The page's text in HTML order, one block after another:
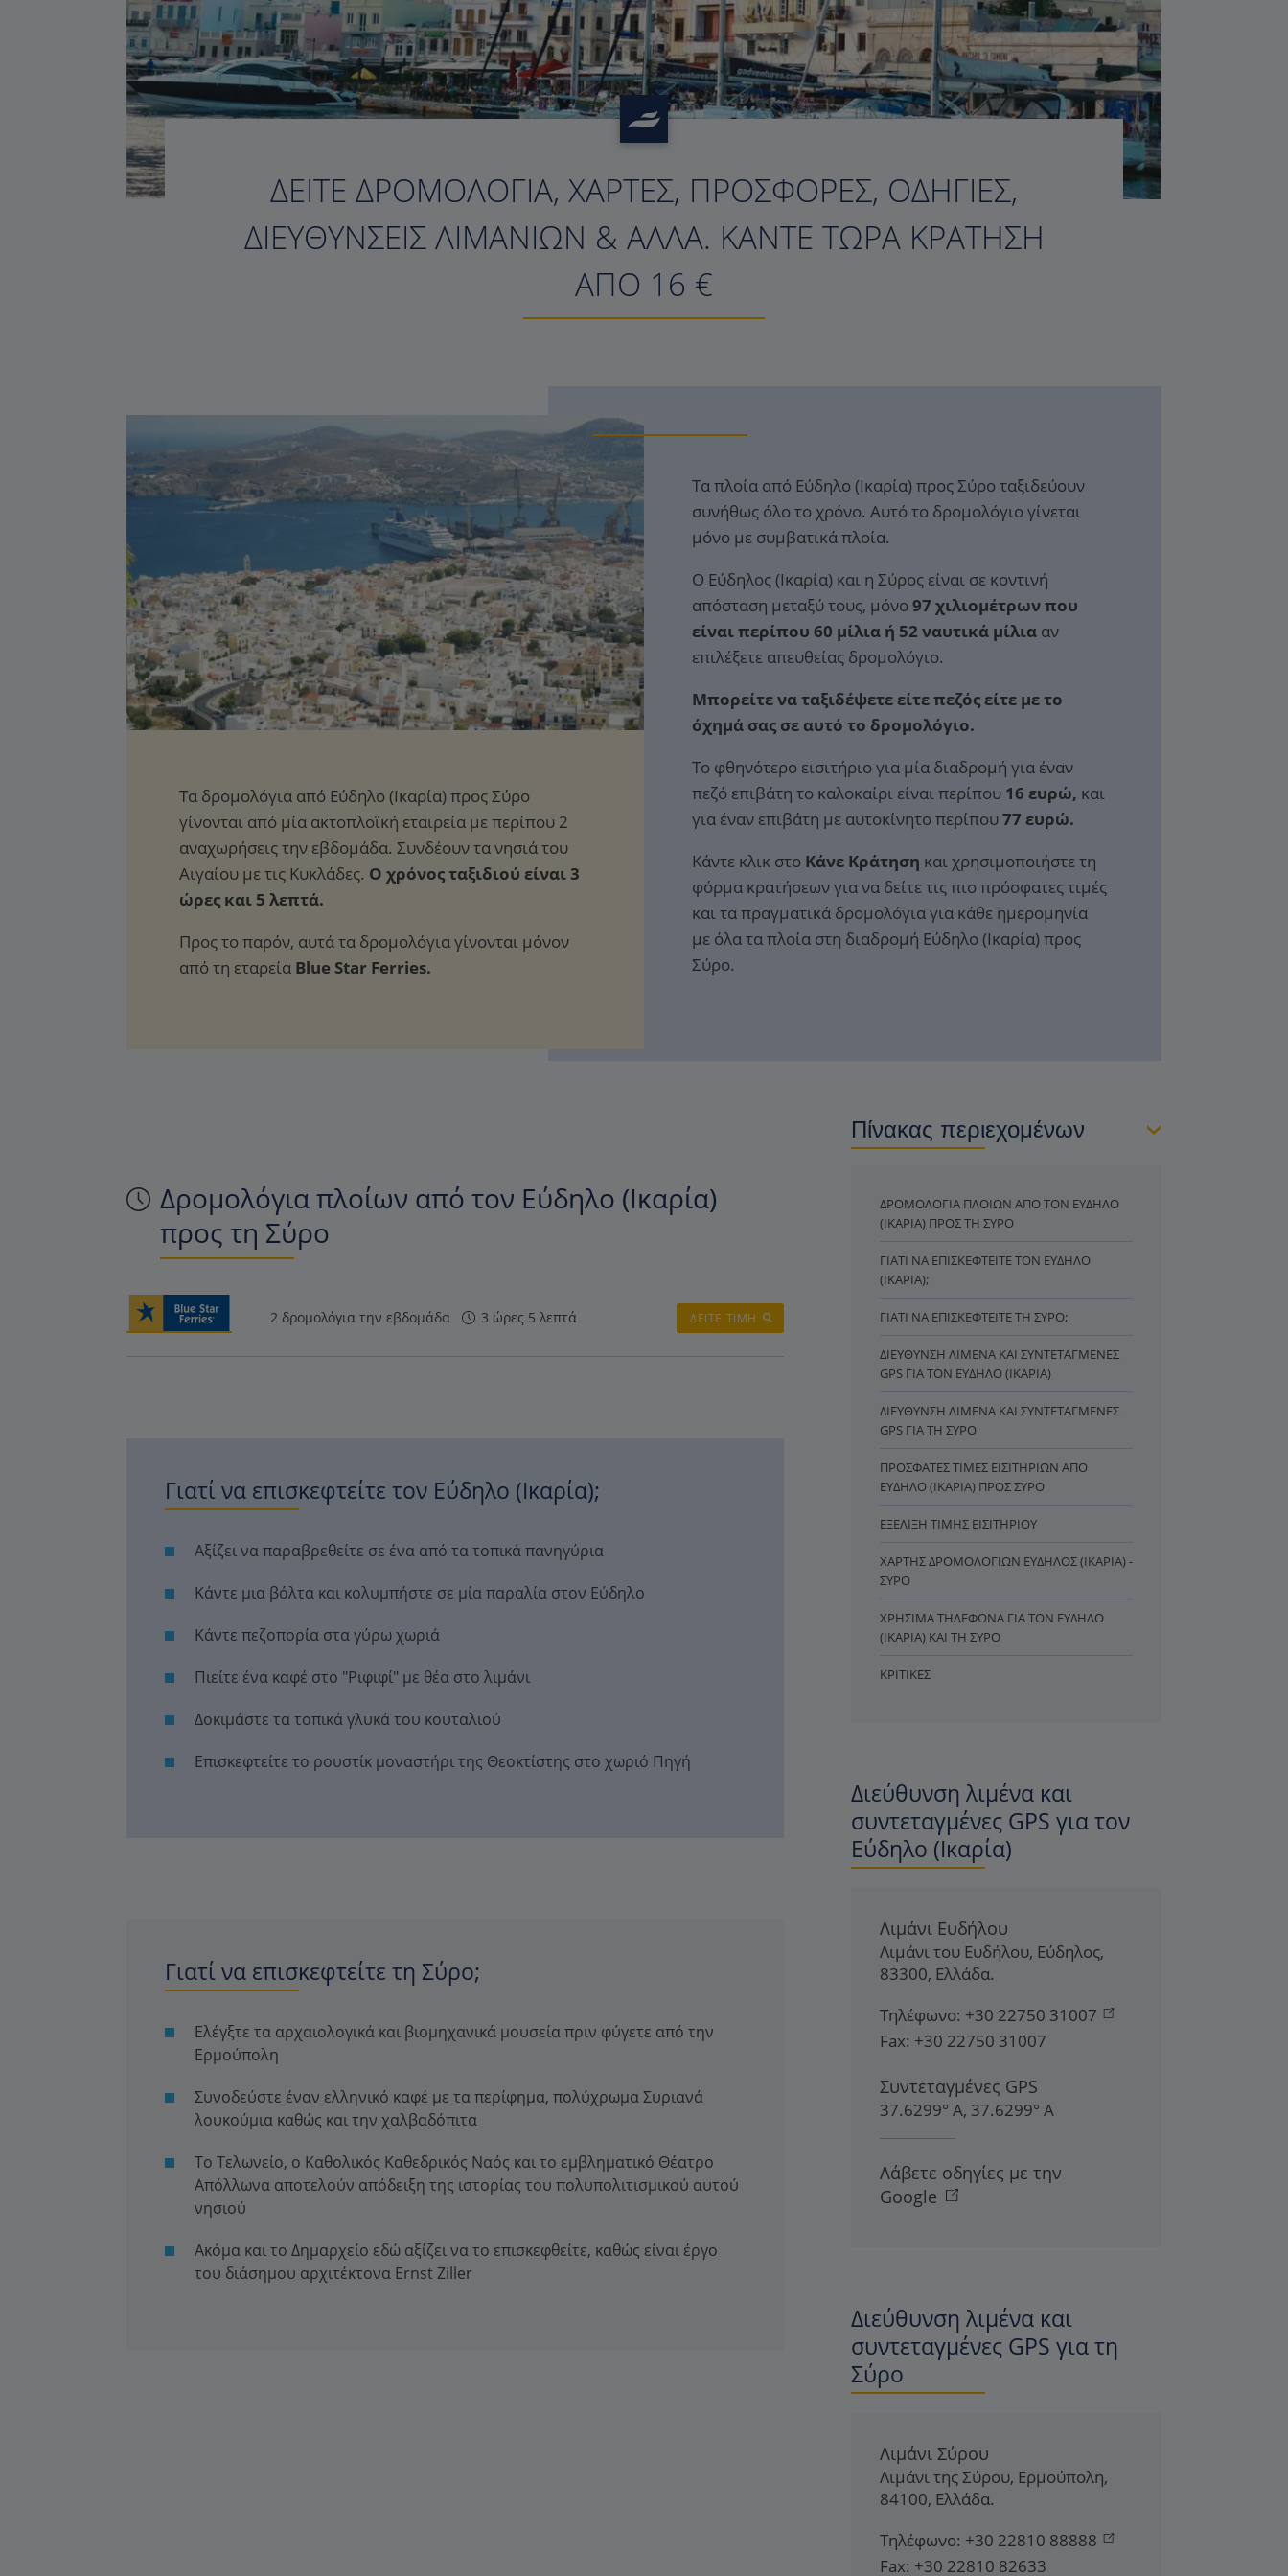
ΔΕΊΤΕ ΔΡΟΜΟΛΌΓΙΑ, ΧΆΡΤΕΣ, ΠΡΟΣΦΟΡΈΣ, ΟΔΗΓΊΕΣ,
ΔΙΕΥΘΎΝΣΕΙΣ ΛΙΜΑΝΙΏΝ & ΆΛΛΑ. ΚΆΝΤΕ ΤΏΡΑ ΚΡΆΤΗΣΗ
ΑΠΌ 16 €
Ο χρόνος ταξιδιού είναι 3
ώρες και 5 λεπτά.
Προς το παρόν, αυτά τα δρομολόγια γίνονται μόνον
από τη εταρεία Blue Star Ferries.
Τα πλοία από Εύδηλο (Ικαρία) προς Σύρο ταξιδεύουν
συνήθως όλο το χρόνο. Αυτό το δρομολόγιο γίνεται
μόνο με συμβατικά πλοία.
Ο Εύδηλος (Ικαρία) και η Σύρος είναι σε κοντινή
απόσταση μεταξύ τους, μόνο97 χιλιομέτρων που
είναι περίπου 60 μίλια ή 52 ναυτικά μίλια αν
επιλέξετε απευθείας δρομολόγιο.
Μπορείτε να ταξιδέψετε είτε πεζός είτε με το
όχημά σας σε αυτό το δρομολόγιο.
Το φθηνότερο εισιτήριο για μία διαδρομή για έναν
πεζό επιβάτη το καλοκαίρι είναι περίπου 16 ευρώ, και
για έναν επιβάτη με αυτοκίνητο περίπου77 ευρώ.
Κάντε κλικ στο Κάνε Κράτηση και χρησιμοποιήστε τη
φόρμα κρατήσεων για να δείτε τις πιο πρόσφατες τιμές
και τα πραγματικά δρομολόγια για κάθε ημερομηνία
με όλα τα πλοία στη διαδρομή Εύδηλο (Ικαρία) προς
Σύρο.
Δρομολόγια πλοίων από τον Εύδηλο (Ικαρία)
προς τη Σύρο
2 δρομολόγια την εβδομάδα 3 ώρες 5 λεπτά ΔΕΙΤΕ ΤΙΜΗ
Γιατί να επισκεφτείτε τον Εύδηλο (Ικαρία);
Αξίζει να παραβρεθείτε σε ένα από τα τοπικά πανηγύρια
Κάντε μια βόλτα και κολυμπήστε σε μία παραλία στον Εύδηλο
Κάντε πεζοπορία στα γύρω χωριά
Πιείτε ένα καφέ στο "Ριφιφί" με θέα στο λιμάνι
Δοκιμάστε τα τοπικά γλυκά του κουταλιού
Επισκεφτείτε το ρουστίκ μοναστήρι της Θεοκτίστης στο χωριό Πηγή
Γιατί να επισκεφτείτε τη Σύρο;
Ελέγξτε τα αρχαιολογικά και βιομηχανικά μουσεία πριν φύγετε από την
Ερμούπολη
Συνοδεύστε έναν ελληνικό καφέ με τα περίφημα, πολύχρωμα Συριανά
λουκούμια καθώς και την χαλβαδόπιτα
Το Τελωνείο, ο Καθολικός Καθεδρικός Ναός και το εμβληματικό Θέατρο
Απόλλωνα αποτελούν απόδειξη της ιστορίας του πολυπολιτισμικού αυτού
νησιού
Ακόμα και το Δημαρχείο εδώ αξίζει να το επισκεφθείτε, καθώς είναι έργο
του διάσημου αρχιτέκτονα Ernst Ziller
Πίνακας περιεχομένων
ΔΡΟΜΟΛΌΓΙΑ ΠΛΟΊΩΝ ΑΠΌ ΤΟΝ ΕΎΔΗΛΟ
(ΙΚΑΡΊΑ) ΠΡΟΣ ΤΗ ΣΎΡΟ
ΓΙΑΤΊ ΝΑ ΕΠΙΣΚΕΦΤΕΊΤΕ ΤΟΝ ΕΎΔΗΛΟ
(ΙΚΑΡΊΑ);
ΓΙΑΤΊ ΝΑ ΕΠΙΣΚΕΦΤΕΊΤΕ ΤΗ ΣΎΡΟ;
ΔΙΕΎΘΥΝΣΗ ΛΙΜΈΝΑ ΚΑΙ ΣΥΝΤΕΤΑΓΜΈΝΕΣ
GPS ΓΙΑ ΤΟΝ ΕΎΔΗΛΟ (ΙΚΑΡΊΑ)
ΔΙΕΎΘΥΝΣΗ ΛΙΜΈΝΑ ΚΑΙ ΣΥΝΤΕΤΑΓΜΈΝΕΣ
GPS ΓΙΑ ΤΗ ΣΎΡΟ
ΠΡΌΣΦΑΤΕΣ ΤΙΜΈΣ ΕΙΣΙΤΗΡΊΩΝ ΑΠΌ
ΕΎΔΗΛΟ (ΙΚΑΡΊΑ) ΠΡΟΣ ΣΎΡΟ
ΕΞΈΛΙΞΗ ΤΙΜΉΣ ΕΙΣΙΤΗΡΊΟΥ
ΧΆΡΤΗΣ ΔΡΟΜΟΛΟΓΊΩΝ ΕΎΔΗΛΟΣ (ΙΚΑΡΊΑ) -
ΣΎΡΟ
ΧΡΉΣΙΜΑ ΤΗΛΈΦΩΝΑ ΓΙΑ ΤΟΝ ΕΎΔΗΛΟ
(ΙΚΑΡΊΑ) ΚΑΙ ΤΗ ΣΎΡΟ
ΚΡΙΤΙΚΈΣ
Διεύθυνση λιμένα και
συντεταγμένες GPS για τον
Εύδηλο (Ικαρία)
Λιμάνι Ευδήλου
Λιμάνι του Ευδήλου, Εύδηλος,
83300, Ελλάδα.
Τηλέφωνο: +30 22750 31007
Fax: +30 22750 31007
Συντεταγμένες GPS
37.6299° Α, 37.6299° Α
Λάβετε οδηγίες με την
Google
Διεύθυνση λιμένα και
συντεταγμένες GPS για τη
Σύρο
Λιμάνι Σύρου
Λιμάνι της Σύρου, Ερμούπολη,
84100, Ελλάδα.
Τηλέφωνο: +30 22810 88888
Fax: +30 22810 82633